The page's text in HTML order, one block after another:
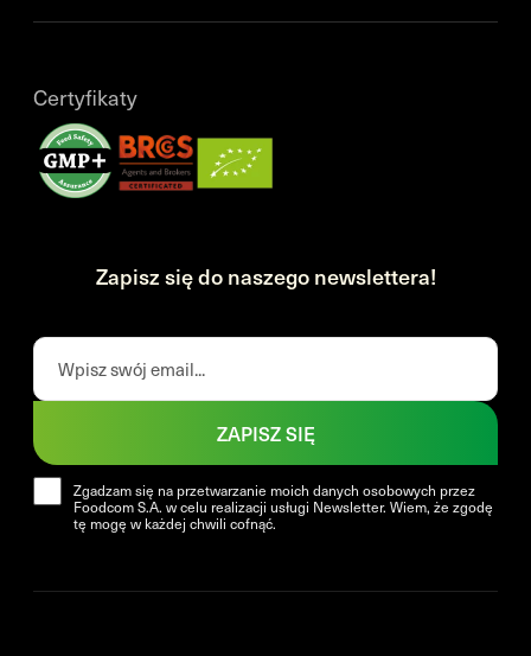
Certyfikaty
Zapisz się do naszego newslettera!
Zgadzam się na przetwarzanie moich danych osobowych przez
Foodcom S.A. w celu realizacji usługi Newsletter. Wiem, że zgodę
tę mogę w każdej chwili cofnąć.
ZAPISZ SIĘ